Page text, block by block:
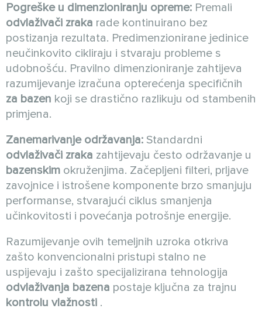
Pogreške u dimenzioniranju opreme: Premali
odvlaživači zraka rade kontinuirano bez
postizanja rezultata. Predimenzionirane jedinice
neučinkovito cikliraju i stvaraju probleme s
udobnošću. Pravilno dimenzioniranje zahtijeva
razumijevanje izračuna opterećenja specifičnih
za bazen koji se drastično razlikuju od stambenih
primjena.
Zanemarivanje održavanja: Standardni
odvlaživači zraka zahtijevaju često održavanje u
bazenskim okruženjima. Začepljeni filteri, prljave
zavojnice i istrošene komponente brzo smanjuju
performanse, stvarajući ciklus smanjenja
učinkovitosti i povećanja potrošnje energije.
Razumijevanje ovih temeljnih uzroka otkriva
zašto konvencionalni pristupi stalno ne
uspijevaju i zašto specijalizirana tehnologija
odvlaživanja bazena postaje ključna za trajnu
kontrolu vlažnosti .